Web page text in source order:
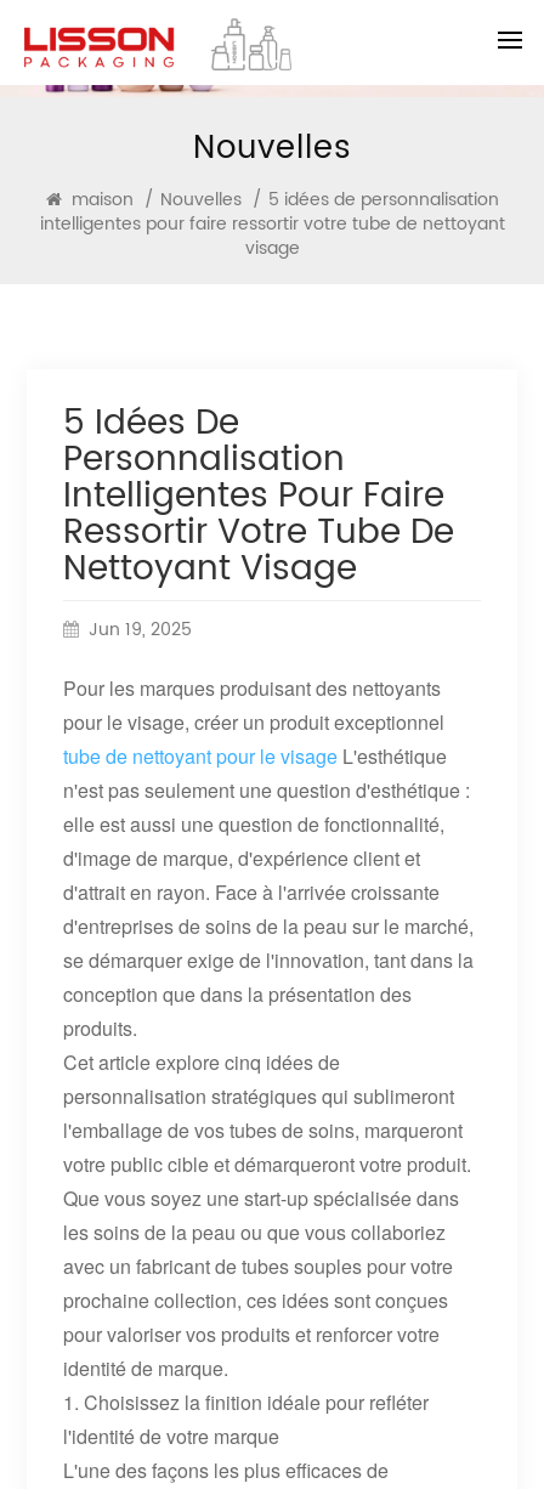
Nouvelles
maison / Nouvelles / 5 idées de personnalisation
intelligentes pour faire ressortir votre tube de nettoyant
visage
5 Idées De
Personnalisation
Intelligentes Pour Faire
Ressortir Votre Tube De
Nettoyant Visage
Jun 19, 2025
Pour les marques produisant des nettoyants
pour le visage, créer un produit exceptionnel
tube de nettoyant pour le visage L'esthétique
n'est pas seulement une question d'esthétique :
elle est aussi une question de fonctionnalité,
d'image de marque, d'expérience client et
d'attrait en rayon. Face à l'arrivée croissante
d'entreprises de soins de la peau sur le marché,
se démarquer exige de l'innovation, tant dans la
conception que dans la présentation des
produits.
Cet article explore cinq idées de
personnalisation stratégiques qui sublimeront
l'emballage de vos tubes de soins, marqueront
votre public cible et démarqueront votre produit.
Que vous soyez une start-up spécialisée dans
les soins de la peau ou que vous collaboriez
avec un fabricant de tubes souples pour votre
prochaine collection, ces idées sont conçues
pour valoriser vos produits et renforcer votre
identité de marque.
1. Choisissez la finition idéale pour refléter
l'identité de votre marque
L'une des façons les plus efficaces de